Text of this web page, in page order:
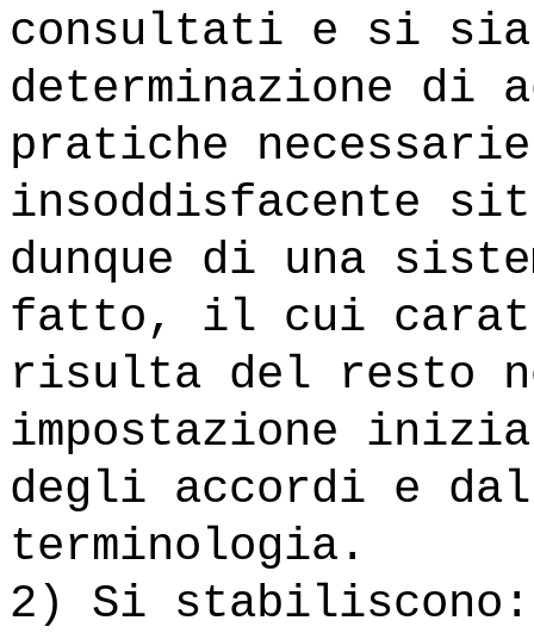
consultati e si
determinazione di
pratiche
insoddisfacente
dunque di una
fatto, il cui
risulta del resto
impostazione
degli accordi e
terminologia.
2) Si